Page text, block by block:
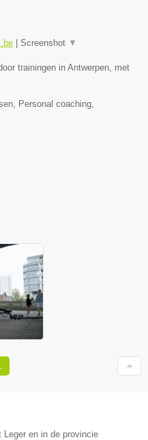
| Screenshot ▼
trainingen in Antwerpen, met
Personal coaching,
en in de provincie